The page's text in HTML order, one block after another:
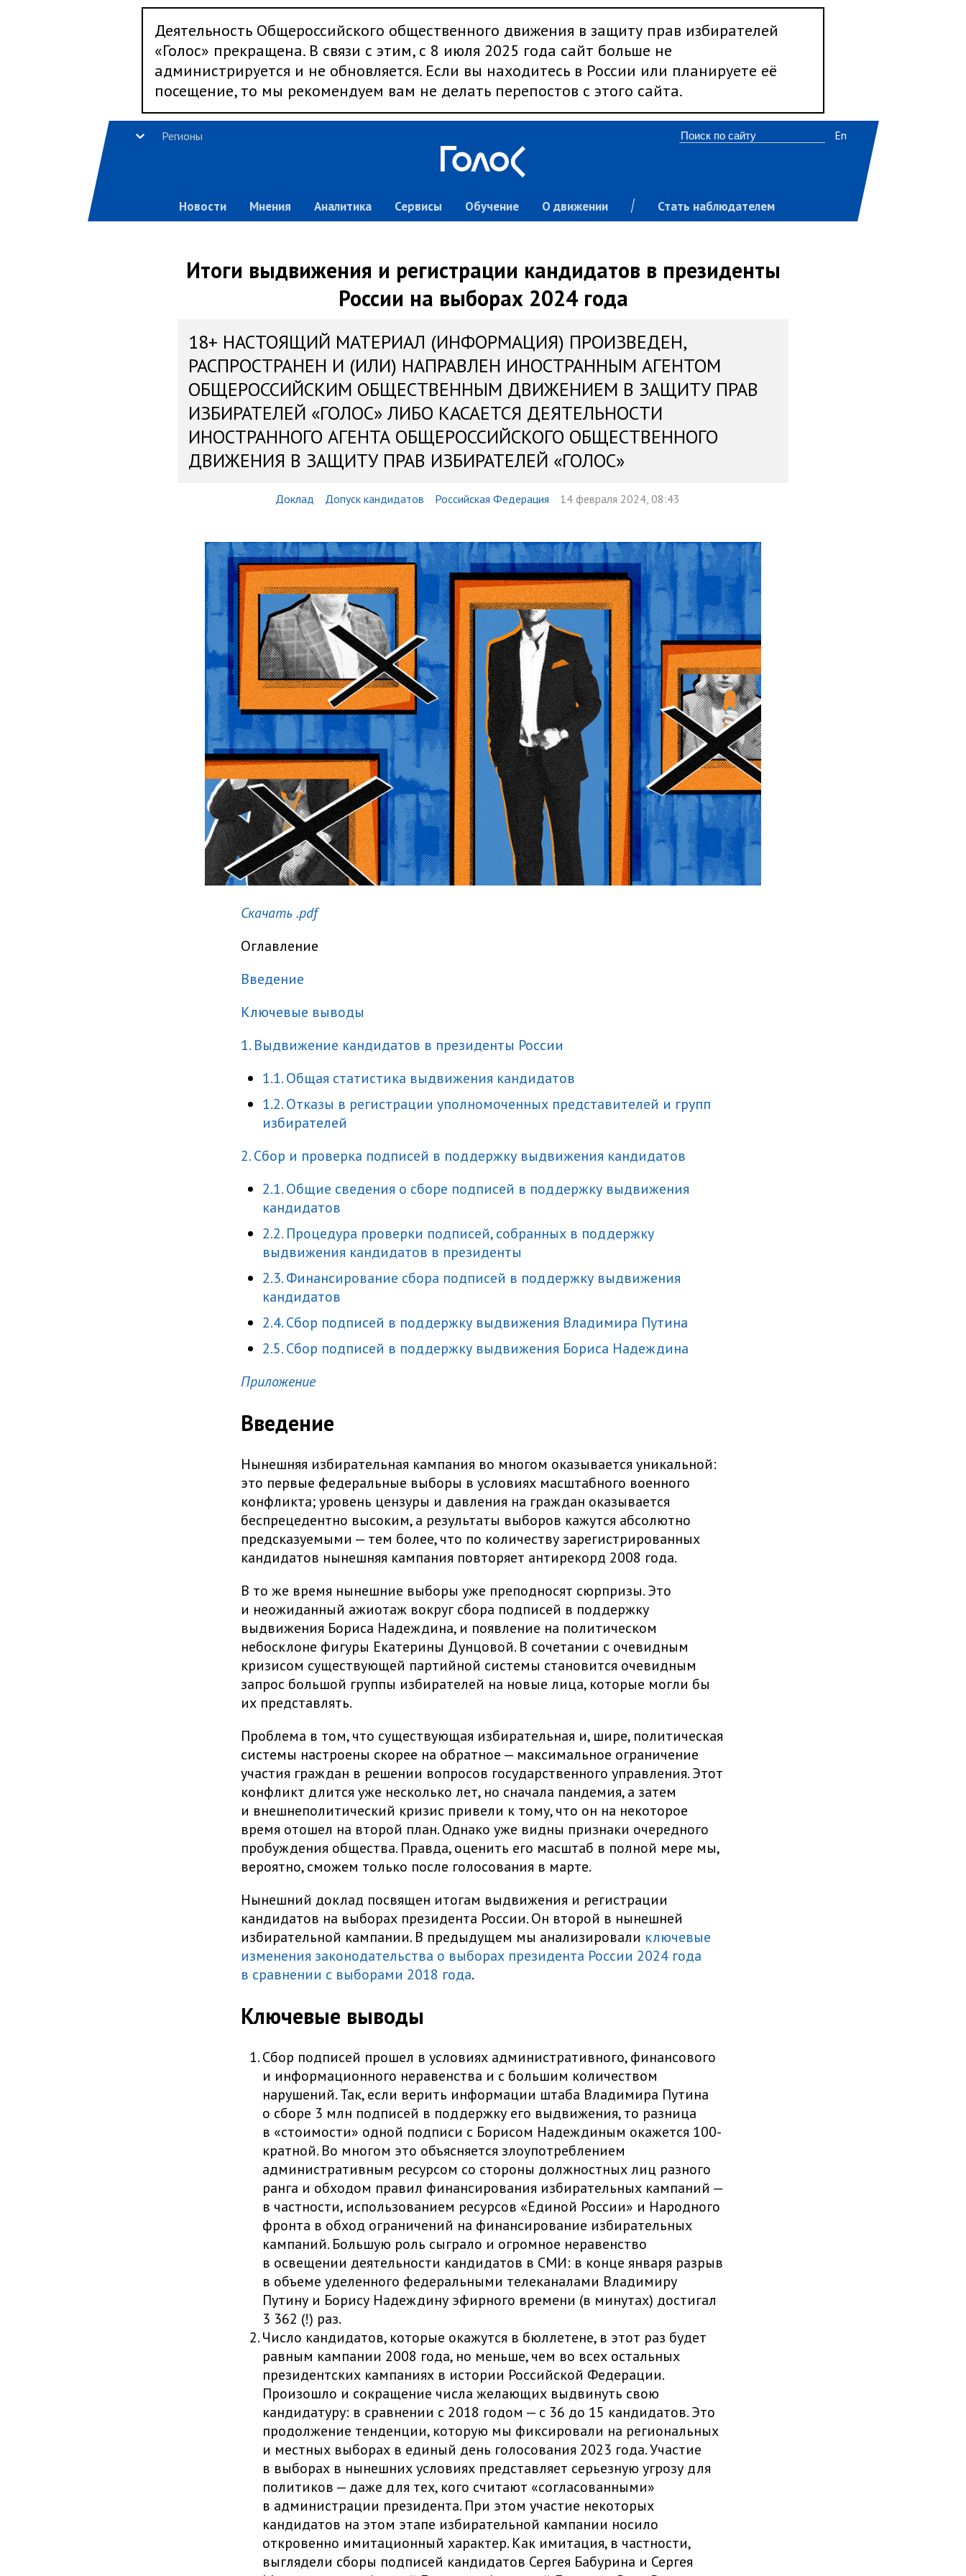
Деятельность Общероссийского общественного движения в защиту прав избирателей
«Голос» прекращена. В связи с этим, с 8 июля 2025 года сайт больше не
администрируется и не обновляется. Если вы находитесь в России или планируете её
посещение, то мы рекомендуем вам не делать перепостов с этого сайта.
Регионы
Новости Мнения Аналитика Сервисы Обучение О движении Стать наблюдателем
En
Итоги выдвижения и регистрации кандидатов в президенты
России на выборах 2024 года
18+ НАСТОЯЩИЙ МАТЕРИАЛ (ИНФОРМАЦИЯ) ПРОИЗВЕДЕН,
РАСПРОСТРАНЕН И (ИЛИ) НАПРАВЛЕН ИНОСТРАННЫМ АГЕНТОМ
ОБЩЕРОССИЙСКИМ ОБЩЕСТВЕННЫМ ДВИЖЕНИЕМ В ЗАЩИТУ ПРАВ
ИЗБИРАТЕЛЕЙ «ГОЛОС» ЛИБО КАСАЕТСЯ ДЕЯТЕЛЬНОСТИ
ИНОСТРАННОГО АГЕНТА ОБЩЕРОССИЙСКОГО ОБЩЕСТВЕННОГО
ДВИЖЕНИЯ В ЗАЩИТУ ПРАВ ИЗБИРАТЕЛЕЙ «ГОЛОС»
Доклад Допуск кандидатов Российская Федерация 14 февраля 2024, 08:43
Скачать .pdf
Оглавление
Введение
Ключевые выводы
1. Выдвижение кандидатов в президенты России
1.1. Общая статистика выдвижения кандидатов
1.2. Отказы в регистрации уполномоченных представителей и групп
избирателей
2. Сбор и проверка подписей в поддержку выдвижения кандидатов
2.1. Общие сведения о сборе подписей в поддержку выдвижения
кандидатов
2.2. Процедура проверки подписей, собранных в поддержку
выдвижения кандидатов в президенты
2.3. Финансирование сбора подписей в поддержку выдвижения
кандидатов
2.4. Сбор подписей в поддержку выдвижения Владимира Путина
2.5. Сбор подписей в поддержку выдвижения Бориса Надеждина
Приложение
Введение
Нынешняя избирательная кампания во многом оказывается уникальной:
это первые федеральные выборы в условиях масштабного военного
конфликта; уровень цензуры и давления на граждан оказывается
беспрецедентно высоким, а результаты выборов кажутся абсолютно
предсказуемыми — тем более, что по количеству зарегистрированных
кандидатов нынешняя кампания повторяет антирекорд 2008 года.
В то же время нынешние выборы уже преподносят сюрпризы. Это
и неожиданный ажиотаж вокруг сбора подписей в поддержку
выдвижения Бориса Надеждина, и появление на политическом
небосклоне фигуры Екатерины Дунцовой. В сочетании с очевидным
кризисом существующей партийной системы становится очевидным
запрос большой группы избирателей на новые лица, которые могли бы
их представлять.
Проблема в том, что существующая избирательная и, шире, политическая
системы настроены скорее на обратное — максимальное ограничение
участия граждан в решении вопросов государственного управления. Этот
конфликт длится уже несколько лет, но сначала пандемия, а затем
и внешнеполитический кризис привели к тому, что он на некоторое
время отошел на второй план. Однако уже видны признаки очередного
пробуждения общества. Правда, оценить его масштаб в полной мере мы,
вероятно, сможем только после голосования в марте.
Нынешний доклад посвящен итогам выдвижения и регистрации
кандидатов на выборах президента России. Он второй в нынешней
избирательной кампании. В предыдущем мы анализировали ключевые
изменения законодательства о выборах президента России 2024 года
в сравнении с выборами 2018 года.
Ключевые выводы
Сбор подписей прошел в условиях административного, финансового
и информационного неравенства и с большим количеством
нарушений. Так, если верить информации штаба Владимира Путина
о сборе 3 млн подписей в поддержку его выдвижения, то разница
в «стоимости» одной подписи с Борисом Надеждиным окажется 100-
кратной. Во многом это объясняется злоупотреблением
административным ресурсом со стороны должностных лиц разного
ранга и обходом правил финансирования избирательных кампаний —
в частности, использованием ресурсов «Единой России» и Народного
фронта в обход ограничений на финансирование избирательных
кампаний. Большую роль сыграло и огромное неравенство
в освещении деятельности кандидатов в СМИ: в конце января разрыв
в объеме уделенного федеральными телеканалами Владимиру
Путину и Борису Надеждину эфирного времени (в минутах) достигал
3 362 (!) раз.
Число кандидатов, которые окажутся в бюллетене, в этот раз будет
равным кампании 2008 года, но меньше, чем во всех остальных
президентских кампаниях в истории Российской Федерации.
Произошло и сокращение числа желающих выдвинуть свою
кандидатуру: в сравнении с 2018 годом — с 36 до 15 кандидатов. Это
продолжение тенденции, которую мы фиксировали на региональных
и местных выборах в единый день голосования 2023 года. Участие
в выборах в нынешних условиях представляет серьезную угрозу для
политиков — даже для тех, кого считают «согласованными»
в администрации президента. При этом участие некоторых
кандидатов на этом этапе избирательной кампании носило
откровенно имитационный характер. Как имитация, в частности,
выглядели сборы подписей кандидатов Сергея Бабурина и Сергея